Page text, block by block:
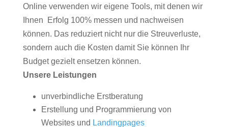
Online verwenden wir eigene Tools, mit denen wir
Ihnen Erfolg 100% messen und nachweisen
können. Das reduziert nicht nur die Streuverluste,
sondern auch die Kosten damit Sie können Ihr
Budget gezielt ensetzen können.
Unsere Leistungen
unverbindliche Erstberatung
Erstellung und Programmierung von
Websites und Landingpages